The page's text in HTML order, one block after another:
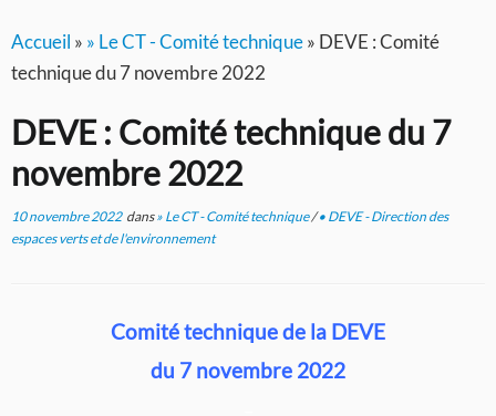
Accueil » » Le CT - Comité technique» DEVE : Comité
technique du 7 novembre 2022
DEVE : Comité technique du 7
novembre 2022
10 novembre 2022dans» Le CT - Comité technique/• DEVE - Direction des
espaces verts et de l'environnement
Comité technique de la DEVE
du 7 novembre 2022